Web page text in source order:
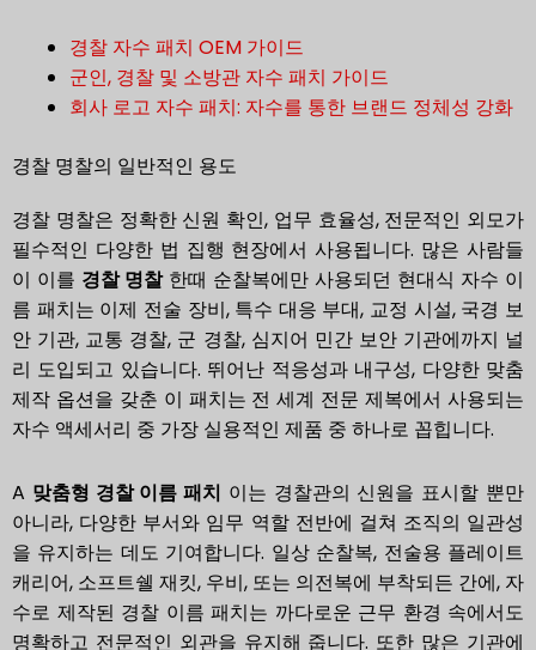
경찰 자수 패치 OEM 가이드
군인, 경찰 및 소방관 자수 패치 가이드
회사 로고 자수 패치: 자수를 통한 브랜드 정체성 강화
경찰 명찰의 일반적인 용도
경찰 명찰은 정확한 신원 확인, 업무 효율성, 전문적인 외모가
필수적인 다양한 법 집행 현장에서 사용됩니다. 많은 사람들
이 이를 경찰 명찰한때 순찰복에만 사용되던 현대식 자수 이
름 패치는 이제 전술 장비, 특수 대응 부대, 교정 시설, 국경 보
안 기관, 교통 경찰, 군 경찰, 심지어 민간 보안 기관에까지 널
리 도입되고 있습니다. 뛰어난 적응성과 내구성, 다양한 맞춤
제작 옵션을 갖춘 이 패치는 전 세계 전문 제복에서 사용되는
자수 액세서리 중 가장 실용적인 제품 중 하나로 꼽힙니다.
A 맞춤형 경찰 이름 패치 이는 경찰관의 신원을 표시할 뿐만
아니라, 다양한 부서와 임무 역할 전반에 걸쳐 조직의 일관성
을 유지하는 데도 기여합니다. 일상 순찰복, 전술용 플레이트
캐리어, 소프트쉘 재킷, 우비, 또는 의전복에 부착되든 간에, 자
수로 제작된 경찰 이름 패치는 까다로운 근무 환경 속에서도
명확하고 전문적인 외관을 유지해 줍니다. 또한 많은 기관에